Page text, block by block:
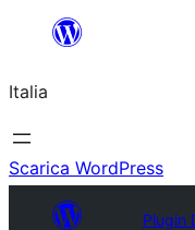
contenuto
Italia
Scarica WordPress
Plugin